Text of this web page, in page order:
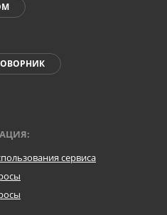
сервиса